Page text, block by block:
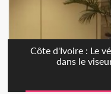
Côte d'Ivoire : Le
dans le